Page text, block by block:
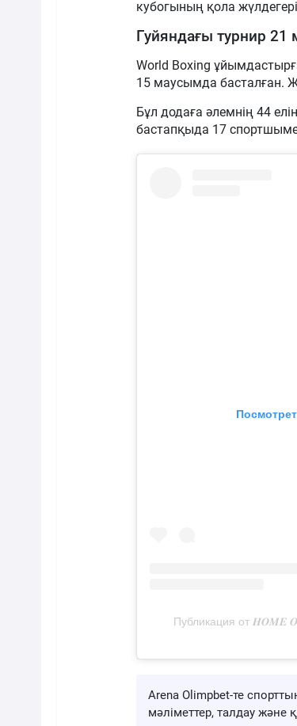
кубогының қола
Гуйяндағы турнир
World Boxing
15 маусымда басталған.
Бұл додаға әлемнің 44
бастапқыда 17
Публикация от 𝑯𝑶𝑴𝑬
Arena Olimpbet-те
мәліметтер, талдау және